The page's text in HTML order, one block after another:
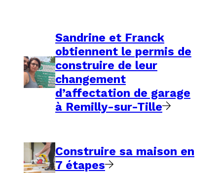
Sandrine et Franck
obtiennent le permis de
construire de leur
changement
d’affectation de garage
à Remilly-sur-Tille
Construire sa maison en
7 étapes